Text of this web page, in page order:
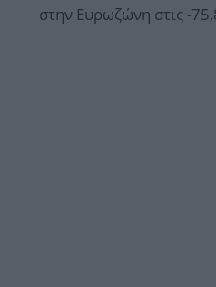
στην Ευρωζώνη στις -